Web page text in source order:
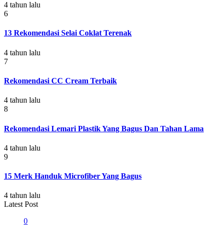
4 tahun lalu
6
13 Rekomendasi Selai Coklat Terenak
4 tahun lalu
7
Rekomendasi CC Cream Terbaik
4 tahun lalu
8
Rekomendasi Lemari Plastik Yang Bagus Dan Tahan Lama
4 tahun lalu
9
15 Merk Handuk Microfiber Yang Bagus
4 tahun lalu
Latest Post
0